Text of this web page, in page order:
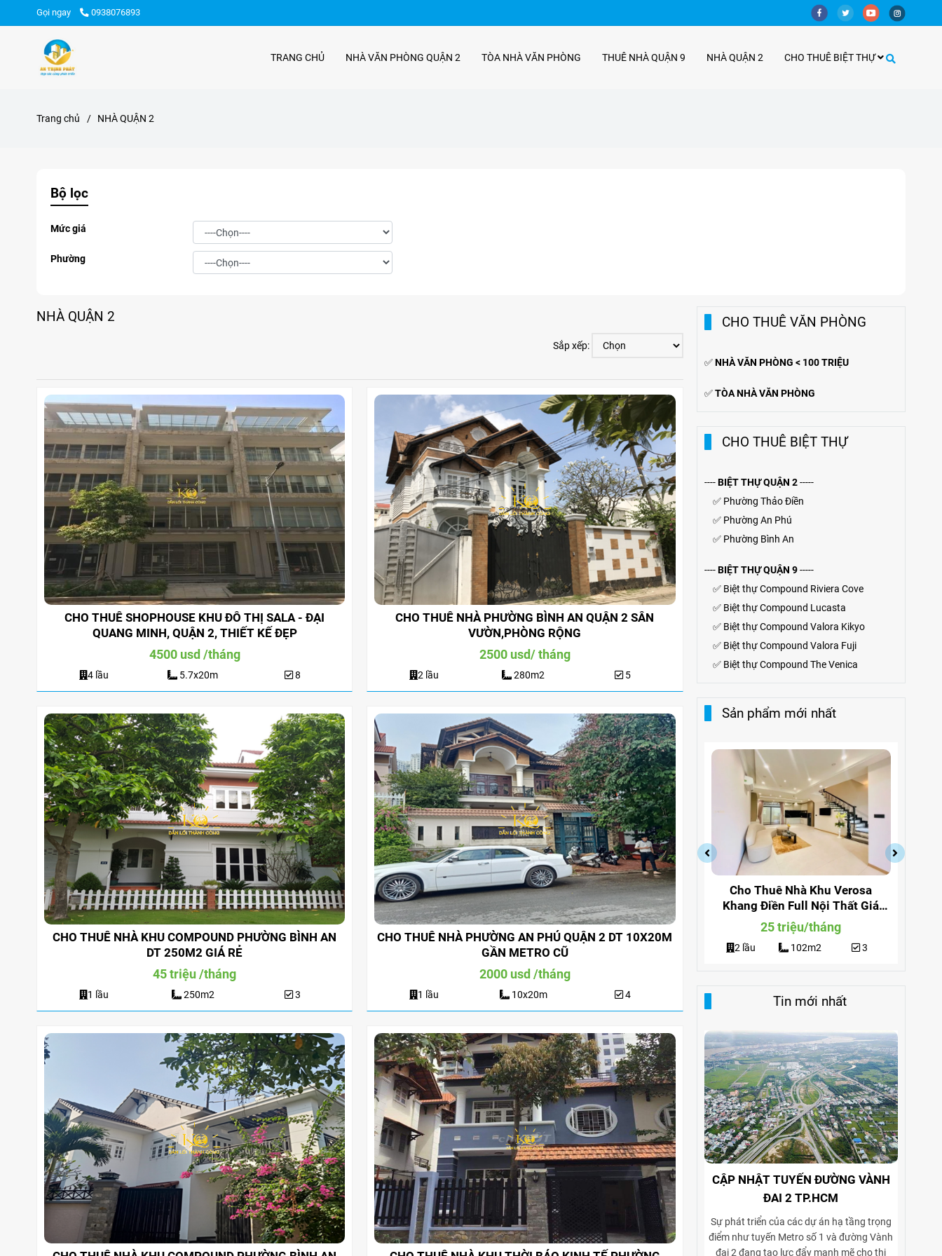
Gọi ngay 0938076893
TRANG CHỦ NHÀ VĂN PHÒNG QUẬN 2 TÒA NHÀ VĂN PHÒNG THUÊ NHÀ QUẬN 9 NHÀ QUẬN 2 CHO THUÊ BIỆT THỰ
Trang chủ / NHÀ QUẬN 2
Bộ lọc
Mức giá
Phường
NHÀ QUẬN 2
Sắp xếp:
CHO THUÊ SHOPHOUSE KHU ĐÔ THỊ SALA - ĐẠI
QUANG MINH, QUẬN 2, THIẾT KẾ ĐẸP
4500 usd /tháng
4 lầu 5.7x20m 8
CHO THUÊ NHÀ PHƯỜNG BÌNH AN QUẬN 2 SÂN
VƯỜN,PHÒNG RỘNG
2500 usd/ tháng
2 lầu 280m2 5
CHO THUÊ NHÀ KHU COMPOUND PHƯỜNG BÌNH AN
DT 250M2 GIÁ RẺ
45 triệu /tháng
1 lầu 250m2 3
CHO THUÊ NHÀ PHƯỜNG AN PHÚ QUẬN 2 DT 10X20M
GẦN METRO CŨ
2000 usd /tháng
1 lầu 10x20m 4
CHO THUÊ VĂN PHÒNG
✅NHÀ VĂN PHÒNG < 100 TRIỆU
✅TÒA NHÀ VĂN PHÒNG
CHO THUÊ BIỆT THỰ
----BIỆT THỰ QUẬN 2-----
✅ Phường Thảo Điền
✅ Phường An Phú
✅ Phường Bình An
----BIỆT THỰ QUẬN 9-----
✅ Biệt thự Compound Riviera Cove
✅ Biệt thựCompound Lucasta
✅ Biệt thựCompound Valora Kikyo
✅ Biệt thự Compound Valora Fuji
✅ Biệt thự Compound The Venica
Sản phẩm mới nhất
Đường
Góc
Cho Thuê Nhà Quận 9 Căn Góc
180m2 Sàn Suốt Làm Văn Phòng
25 triệu/tháng
180 Suốt
Cho thuê nhà quận 9 KDC Đông
Dương nhà mới dt 200m2 giá rẻ
25 triệu/tháng
Cho Thuê Nhà Verosa Quận 9
Full Nội Thất Đường 291
40 triệu/tháng
2 lầu 102m2
Cho Thuê Nhà Khu Verosa
Khang Điền Full Nội Thất Giá
Siêu Rẻ
25 triệu/tháng
2 lầu 102m2 3
Tin mới nhất
CẬP NHẬT TUYẾN ĐƯỜNG VÀNH
ĐAI 2 TP.HCM
Sự phát triển của các dự án hạ tầng trọng
điểm như tuyến Metro số 1 và đường Vành
đai 2 đang tạo lực đẩy mạnh mẽ cho thị